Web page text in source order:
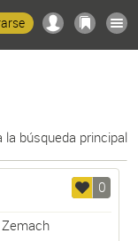
la búsqueda principal
0